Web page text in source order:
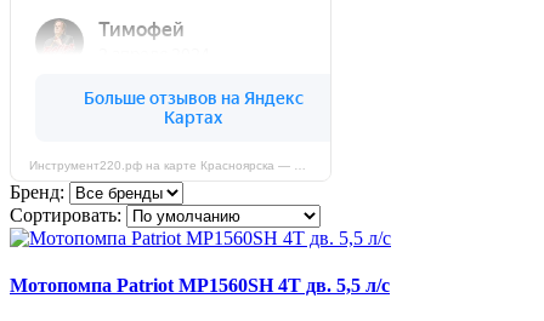
Бренд:
Сортировать:
Мотопомпа Patriot MP1560SН 4T дв. 5,5 л/с